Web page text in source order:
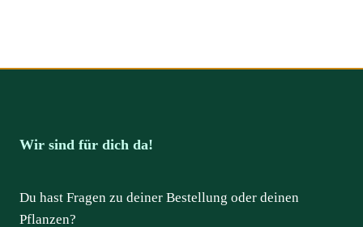
Wir sind für dich da!
Du hast Fragen zu deiner Bestellung oder deinen
Pflanzen?